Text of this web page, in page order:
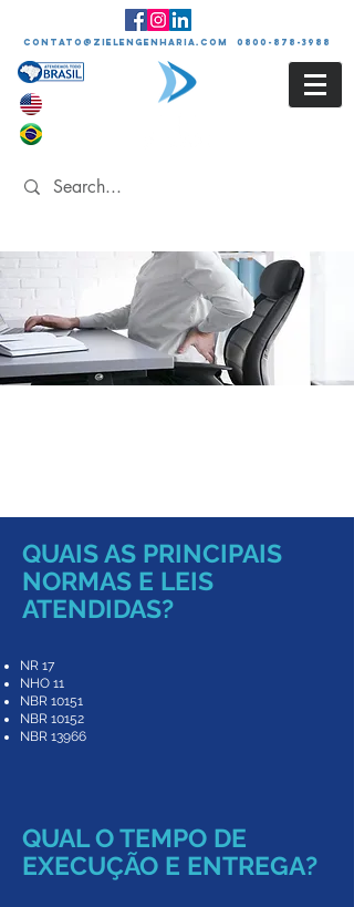
contato@zielengenharia.com 0800-878-3988
QUAIS AS PRINCIPAIS
NORMAS E LEIS
ATENDIDAS?
NR 17
NHO 11
NBR 10151
NBR 10152
NBR 13966
QUAL O TEMPO DE
EXECUÇÃO E ENTREGA?